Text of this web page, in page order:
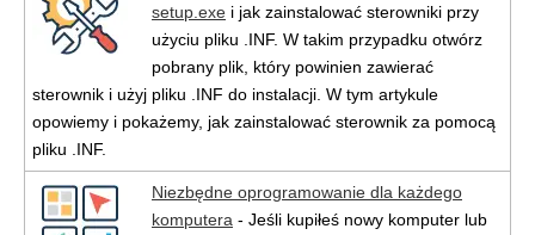
setup.exe i jak zainstalować sterowniki przy
użyciu pliku .INF. W takim przypadku otwórz
pobrany plik, który powinien zawierać
sterownik i użyj pliku .INF do instalacji. W tym artykule
opowiemy i pokażemy, jak zainstalować sterownik za pomocą
pliku .INF.
Niezbędne oprogramowanie dla każdego
komputera - Jeśli kupiłeś nowy komputer lub